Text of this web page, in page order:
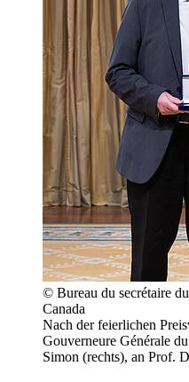
© Bureau du secrétaire
Canada
Nach der feierlichen
Gouverneure Générale
Simon (rechts), an Prof.